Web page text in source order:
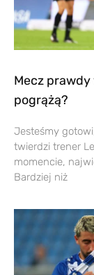
Mecz prawdy
pogrążą?
Jesteśmy
twierdzi trener
momencie,
Bardziej niż